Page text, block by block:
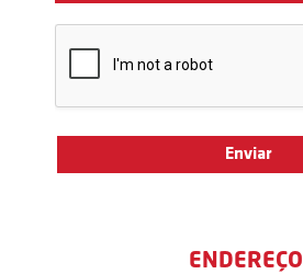
ENDEREÇO